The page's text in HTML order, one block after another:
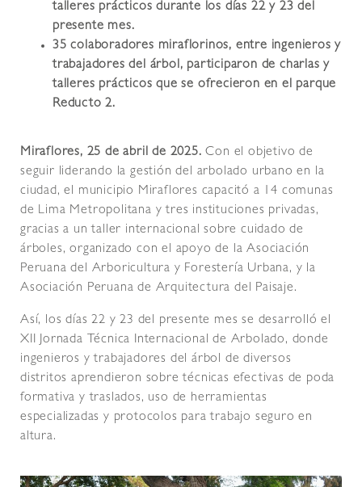
talleres prácticos durante los días 22 y 23 del
presente mes.
35 colaboradores miraflorinos, entre ingenieros y
trabajadores del árbol, participaron de charlas y
talleres prácticos que se ofrecieron en el parque
Reducto 2.
Miraflores, 25 de abril de 2025.Con el objetivo de
seguir liderando la gestión del arbolado urbano en la
ciudad, el municipio Miraflores capacitó a 14 comunas
de Lima Metropolitana y tres instituciones privadas,
gracias a un taller internacional sobre cuidado de
árboles, organizado con el apoyo de la Asociación
Peruana del Arboricultura y Forestería Urbana, y la
Asociación Peruana de Arquitectura del Paisaje.
Así, los días 22 y 23 del presente mes se desarrolló el
XII Jornada Técnica Internacional de Arbolado, donde
ingenieros y trabajadores del árbol de diversos
distritos aprendieron sobre técnicas efectivas de poda
formativa y traslados, uso de herramientas
especializadas y protocolos para trabajo seguro en
altura.